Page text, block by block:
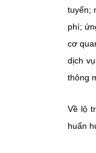
tuyến;
phí;
cơ
dịch
thông
Về lộ
huấn